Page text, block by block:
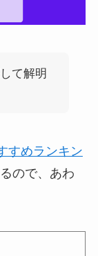
て解明
すめランキン
ので、あわ